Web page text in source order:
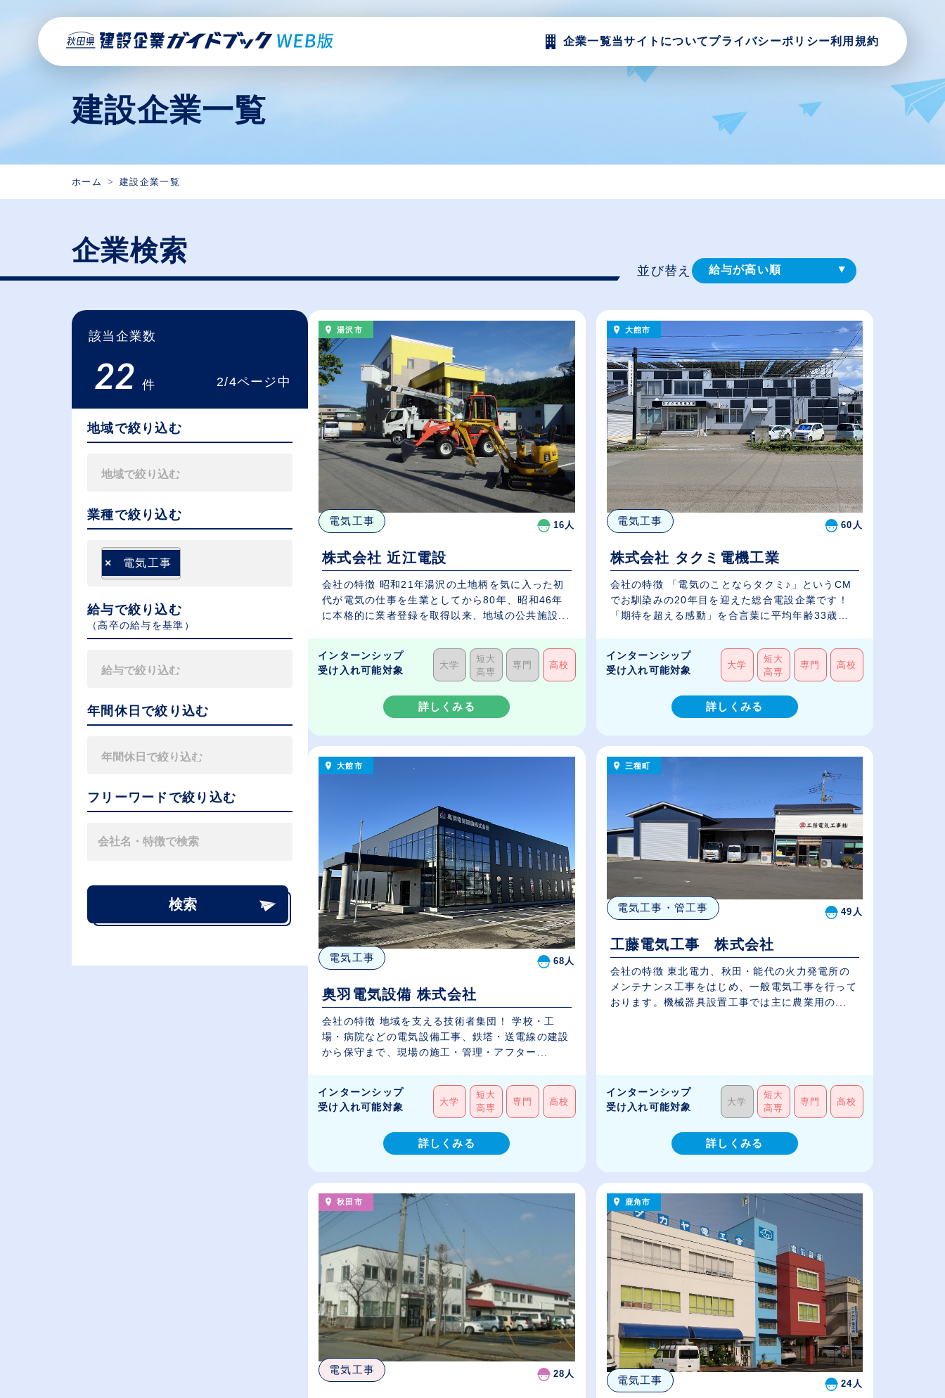
企業一覧当サイトについてプライバシーポリシー利用規約
建設企業一覧
ホーム 建設企業一覧
企業検索
該当企業数
22 件 2/4ページ中
地域で絞り込む
業種で絞り込む
× 電気工事
給与で絞り込む
（⾼卒の給与を基準）
年間休日で絞り込む
フリーワードで絞り込む
検索
並び替え 給与が高い順
従業員が多い順
休日数が多い順
湯沢市
電気工事 16人
株式会社 近江電設
会社の特徴 昭和21年湯沢の土地柄を気に入った初
代が電気の仕事を生業としてから80年、昭和46年
に本格的に業者登録を取得以来、地域の公共施設...
インターンシップ
受け入れ可能対象
大学
短大
高専
専門 高校
詳しくみる
大館市
電気工事 60人
株式会社 タクミ電機工業
会社の特徴 「電気のことならタクミ♪」というCM
でお馴染みの20年目を迎えた総合電設企業です！
「期待を超える感動」を合言葉に平均年齢33歳
インターンシップ
受け入れ可能対象
大学
短大
高専
専門 高校
詳しくみる
大館市
電気工事 68人
奥羽電気設備 株式会社
会社の特徴 地域を支える技術者集団！ 学校・工
場・病院などの電気設備工事、鉄塔・送電線の建設
から保守まで、現場の施工・管理・アフター...
インターンシップ
受け入れ可能対象
大学
短大
高専
専門 高校
詳しくみる
三種町
電気工事・管工事 49人
工藤電気工事 株式会社
会社の特徴 東北電力、秋田・能代の火力発電所の
メンテナンス工事をはじめ、一般電気工事を行って
おります。機械器具設置工事では主に農業用の...
インターンシップ
受け入れ可能対象
大学
短大
高専
専門 高校
詳しくみる
秋田市
電気工事 28人
鹿角市
電気工事 24人